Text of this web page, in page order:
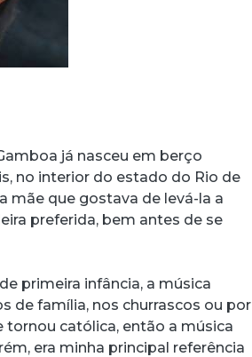
já nasceu em berço
no interior do estado do Rio de
mãe que gostava de levá-la a
preferida, bem antes de se
primeira infância, a música
de família, nos churrascos ou por
tornou católica, então a música
era minha principal referência